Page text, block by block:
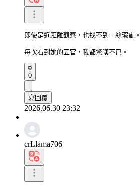
即使是近距離觀察，也找不到一絲瑕疵。
每次看到她的五官，我都驚嘆不已。
0
寫回覆
2026.06.30 23:32
crLlama706